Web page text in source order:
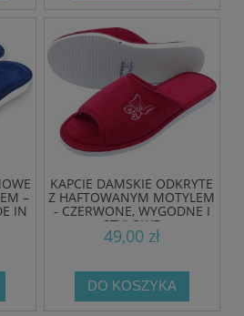
–
IN
KAPCIE DAMSKIE ODKRYTE
Z HAFTOWANYM MOTYLEM
- CZERWONE, WYGODNE I
STYLOWE
49,00 zł
DO KOSZYKA